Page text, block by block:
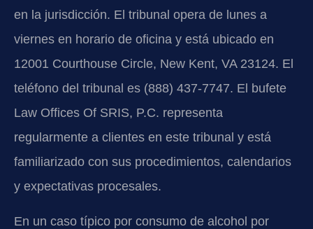
en la jurisdicción. El tribunal opera de lunes a
viernes en horario de oficina y está ubicado en
12001 Courthouse Circle, New Kent, VA 23124. El
teléfono del tribunal es (888) 437-7747. El bufete
Law Offices Of SRIS, P.C. representa
regularmente a clientes en este tribunal y está
familiarizado con sus procedimientos, calendarios
y expectativas procesales.
En un caso típico por consumo de alcohol por